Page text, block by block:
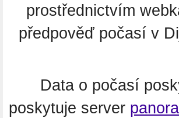
prostřednictvím
předpověď počasí v
Data o počasí
poskytuje server